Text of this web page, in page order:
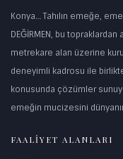
Konya… Tahılın emeğe,
DEĞİRMEN, bu topraklardan
metrekare alan üzerine
deneyimli kadrosu ile
konusunda çözümler
emeğin mucizesini
FAALİYET ALANLARI